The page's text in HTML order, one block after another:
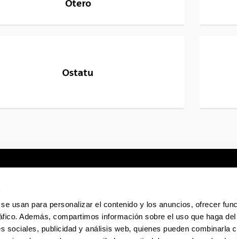
usan para personalizar el contenido y los anuncios, ofrecer
Además, compartimos información sobre el uso que haga
sociales, publicidad y análisis web, quienes pueden combinarla
Otero
Ostatu
Sede electrónica Accesibilidad